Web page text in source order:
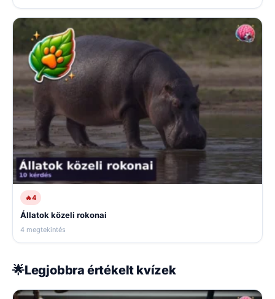
🔥4
Állatok közeli rokonai
4 megtekintés
🌟Legjobbra értékelt kvízek